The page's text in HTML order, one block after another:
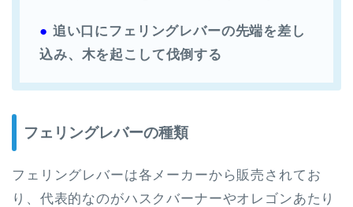
● 追い口にフェリングレバーの先端を差し
込み、木を起こして伐倒する
フェリングレバーの種類
フェリングレバーは各メーカーから販売されてお
り、代表的なのがハスクバーナーやオレゴンあたり